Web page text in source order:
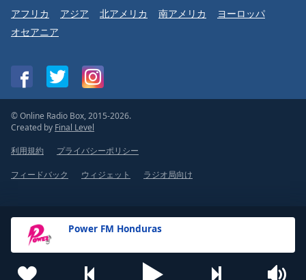
Power FM Honduras
アフリカ アジア 北アメリカ 南アメリカ
ヨーロッパ
オセアニア
© Online Radio Box, 2015-2026.
Created by Final Level
利用規約
プライバシーポリシー
フィードバック ウィジェット ラジオ局向け